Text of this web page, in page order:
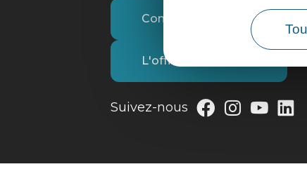
Contactez-nous
L'office de tourisme
Suivez-nous